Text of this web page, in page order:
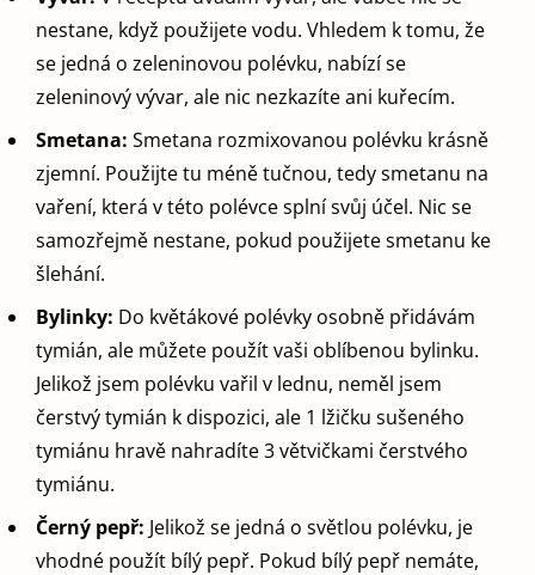
nestane, když použijete vodu. Vhledem k tomu, že
se jedná o zeleninovou polévku, nabízí se
zeleninový vývar, ale nic nezkazíte ani kuřecím.
Smetana: Smetana rozmixovanou polévku krásně
zjemní. Použijte tu méně tučnou, tedy smetanu na
vaření, která v této polévce splní svůj účel. Nic se
samozřejmě nestane, pokud použijete smetanu ke
šlehání.
Bylinky: Do květákové polévky osobně přidávám
tymián, ale můžete použít vaši oblíbenou bylinku.
Jelikož jsem polévku vařil v lednu, neměl jsem
čerstvý tymián k dispozici, ale 1 lžičku sušeného
tymiánu hravě nahradíte 3 větvičkami čerstvého
tymiánu.
Černý pepř: Jelikož se jedná o světlou polévku, je
vhodné použít bílý pepř. Pokud bílý pepř nemáte,